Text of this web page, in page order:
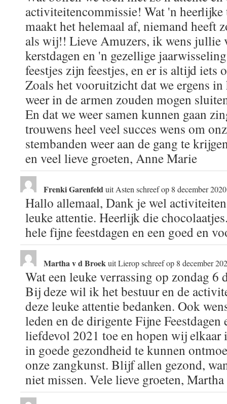
activiteitencommissie! Wat 'n heerlijke
maakt het helemaal af, niemand heeft
als wij!! Lieve Amuzers, ik wens jullie
kerstdagen en 'n gezellige
feestjes zijn feestjes, en er is altijd iets
Zoals het vooruitzicht dat we ergens
weer in de armen zouden mogen
En dat we weer samen kunnen gaan
trouwens heel veel succes wens om
stembanden weer aan de gang te
en veel lieve groeten, Anne Marie
Frenki Garenfelduit Asten schreef op 8 december 2020
Hallo allemaal, Dank je wel
leuke attentie. Heerlijk die
hele fijne feestdagen en een goed en
Martha v d BroekuitLieropschreef op 8 december
Wat een leuke verrassing op zondag 6
Bij deze wil ik het bestuur en de
deze leuke attentie bedanken. Ook
leden en de dirigente Fijne Feestdagen
liefdevol 2021 toe en hopen wij elkaar
in goede gezondheid te kunnen
onze zangkunst. Blijf allen gezond,
niet missen. Vele lieve groeten,